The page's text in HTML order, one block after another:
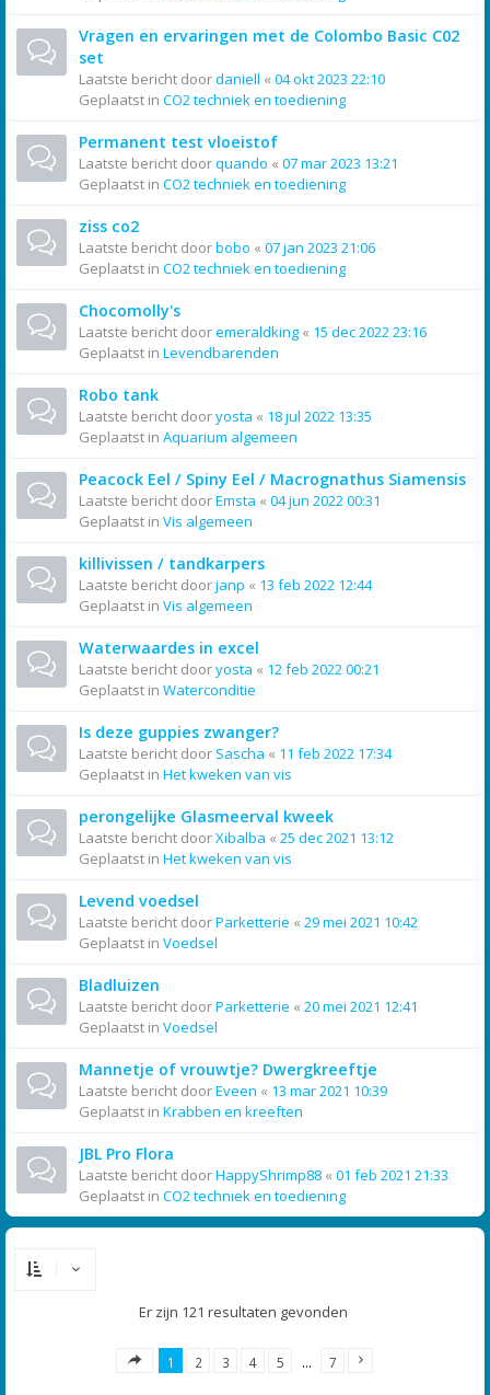
Vragen en ervaringen met de Colombo Basic C02
set
Laatste bericht doordaniell « 04 okt 2023 22:10
Geplaatst in CO2 techniek en toediening
Permanent test vloeistof
Laatste bericht doorquando « 07 mar 2023 13:21
Geplaatst in CO2 techniek en toediening
ziss co2
Laatste bericht doorbobo « 07 jan 2023 21:06
Geplaatst in CO2 techniek en toediening
Chocomolly's
Laatste bericht dooremeraldking « 15 dec 2022 23:16
Geplaatst in Levendbarenden
Robo tank
Laatste bericht dooryosta « 18 jul 2022 13:35
Geplaatst in Aquarium algemeen
Peacock Eel / Spiny Eel / Macrognathus Siamensis
Laatste bericht doorEmsta « 04 jun 2022 00:31
Geplaatst in Vis algemeen
killivissen / tandkarpers
Laatste bericht doorjanp « 13 feb 2022 12:44
Geplaatst in Vis algemeen
Waterwaardes in excel
Laatste bericht dooryosta « 12 feb 2022 00:21
Geplaatst in Waterconditie
Is deze guppies zwanger?
Laatste bericht door Sascha « 11 feb 2022 17:34
Geplaatst in Het kweken van vis
perongelijke Glasmeerval kweek
Laatste bericht doorXibalba « 25 dec 2021 13:12
Geplaatst in Het kweken van vis
Levend voedsel
Laatste bericht doorParketterie « 29 mei 2021 10:42
Geplaatst in Voedsel
Bladluizen
Laatste bericht doorParketterie « 20 mei 2021 12:41
Geplaatst in Voedsel
Mannetje of vrouwtje? Dwergkreeftje
Laatste bericht doorEveen « 13 mar 2021 10:39
Geplaatst in Krabben en kreeften
JBL Pro Flora
Laatste bericht doorHappyShrimp88 « 01 feb 2021 21:33
Geplaatst in CO2 techniek en toediening
Er zijn 121 resultaten gevonden
1 2 3 4 5 … 7